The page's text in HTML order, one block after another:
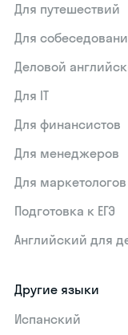
Для путешествий
Для
Деловой
Для IT
Для финансистов
Для менеджеров
Для маркетологов
Подготовка к ЕГЭ
Английский для
Другие языки
Испанский